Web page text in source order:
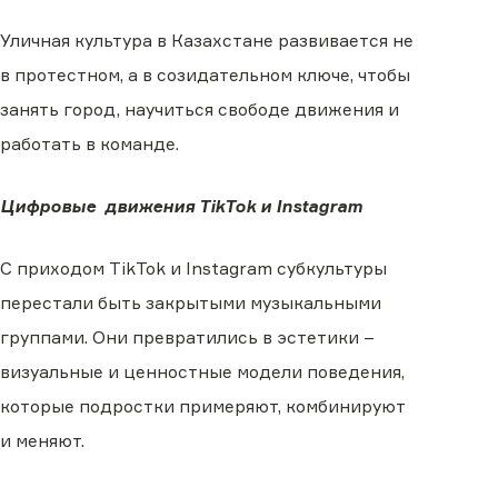
Уличная культура в Казахстане развивается не
в протестном, а в созидательном ключе, чтобы
занять город, научиться свободе движения и
работать в команде.
Цифровые движения TikTok и Instagram
С приходом TikTok и Instagram субкультуры
перестали быть закрытыми музыкальными
группами. Они превратились в эстетики –
визуальные и ценностные модели поведения,
которые подростки примеряют, комбинируют
и меняют.